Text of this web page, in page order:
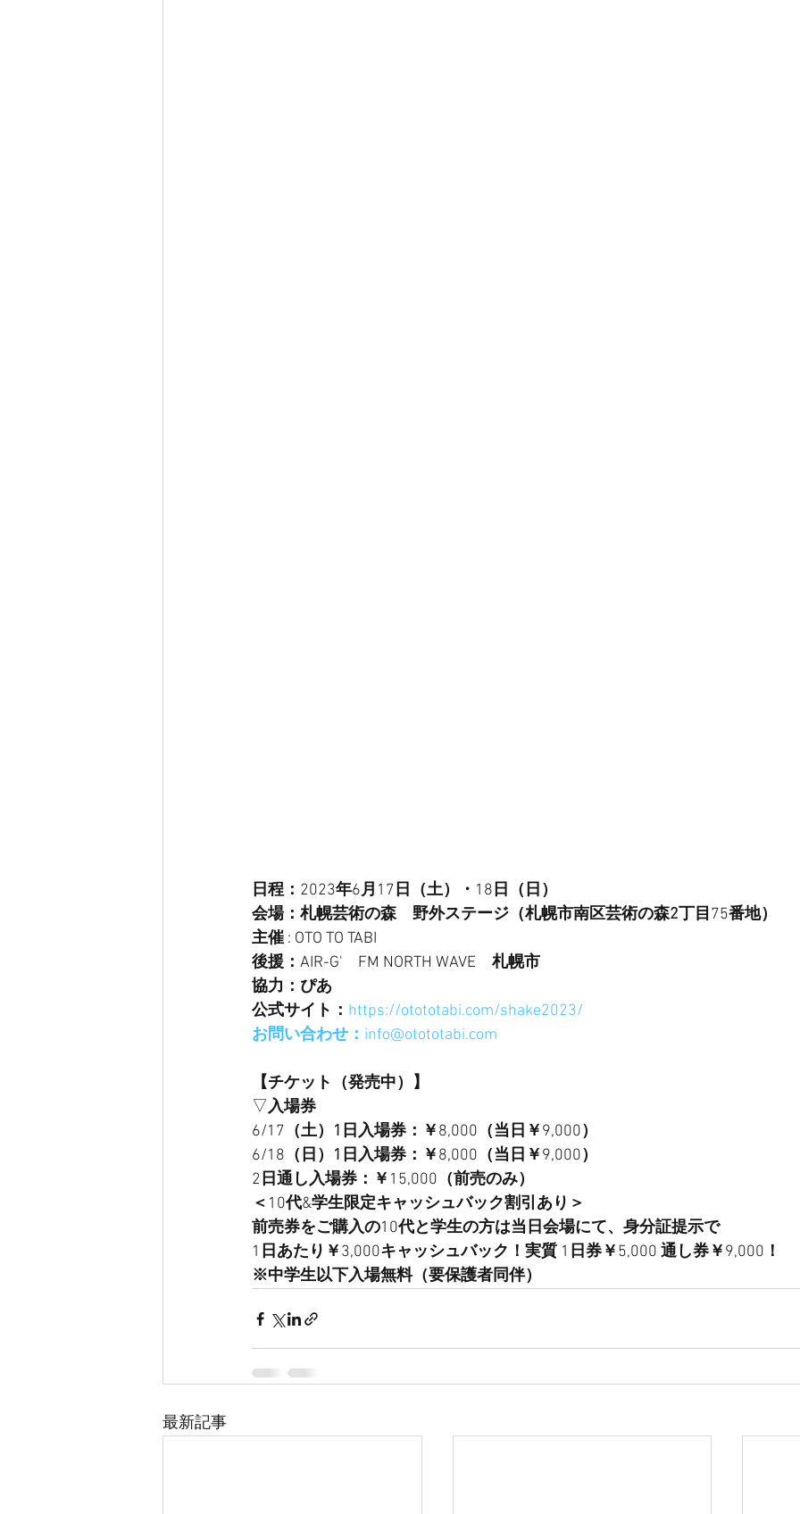
日程： 2023年6月 17 日（土）・ 18 日（日）
会場：札幌芸術の森　野外ステージ（札幌市南区芸術の森2丁目 75番地）
主催 : OTO TO TABI
後援： AIR-G' FM NORTH WAVE 札幌市
協力：ぴあ
公式サイト： https://otototabi.com/shake2023/
お問い合わせ： info@otototabi.com
【チケット（発売中）】
▽入場券
6/17 （土）1日入場券：￥8,000 （当日￥9,000）
6/18 （日）1日入場券：￥8,000 （当日￥9,000）
2 日通し入場券：￥ 15,000 （前売のみ）
＜ 10代&学生限定キャッシュバック割引あり＞
前売券をご購入の10代と学生の方は当日会場にて、身分証提示で
1 日あたり￥3,000キャッシュバック！実質 1 日券￥5,000 通し券￥9,000 ！
※中学生以下入場無料（要保護者同伴）
最新記事